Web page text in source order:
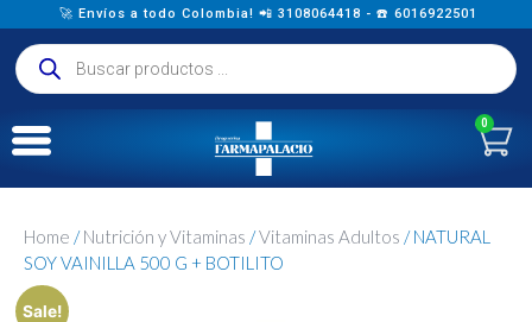
🚀 Envíos a todo Colombia! 📲 3108064418 - ☎️ 6016922501
0
Home /Nutrición y Vitaminas /Vitaminas Adultos / NATURAL
SOY VAINILLA 500 G + BOTILITO
Sale!